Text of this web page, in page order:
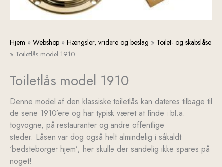
Hjem » Webshop » Hængsler, vridere og beslag » Toilet- og skabslåse
» Toiletlås model 1910
Toiletlås model 1910
Denne model af den klassiske toiletlås kan dateres tilbage til
de sene 1910’ere og har typisk været at finde i bl.a.
togvogne, på restauranter og andre offentlige
steder. Låsen var dog også helt almindelig i såkaldt
‘bedsteborger hjem’; her skulle der sandelig ikke spares på
noget!
Toiletlås
model
antal